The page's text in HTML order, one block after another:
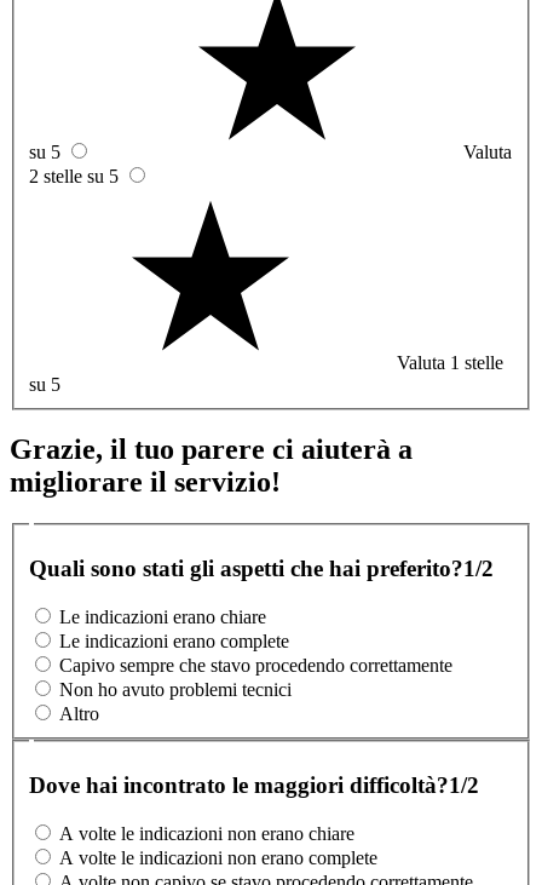
su 5
Valuta
2 stelle su 5
Valuta 1 stelle
su 5
Grazie, il tuo parere ci aiuterà a
migliorare il servizio!
Quali sono stati gli aspetti che hai preferito?1/2
Le indicazioni erano chiare
Le indicazioni erano complete
Capivo sempre che stavo procedendo correttamente
Non ho avuto problemi tecnici
Altro
Dove hai incontrato le maggiori difficoltà?1/2
A volte le indicazioni non erano chiare
A volte le indicazioni non erano complete